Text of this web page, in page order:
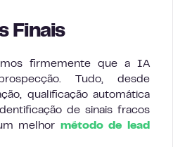
Finais
firmemente que a IA
Tudo, desde
qualificação automática
de sinais fracos
melhor método de lead